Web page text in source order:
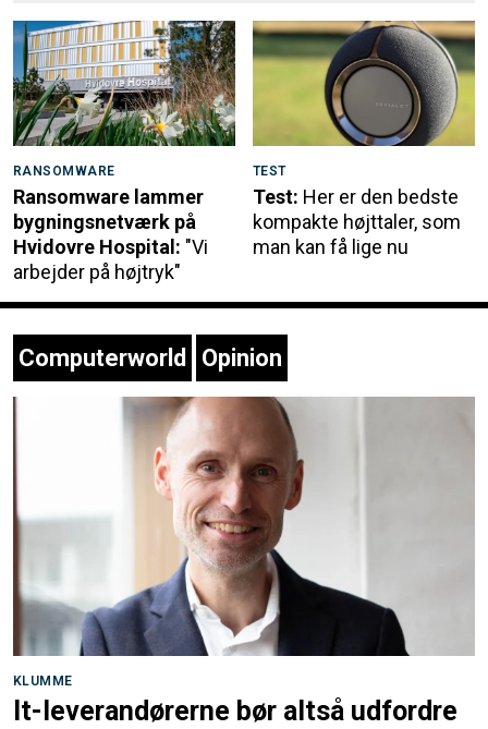
RANSOMWARE
Ransomware lammer
bygningsnetværk på
Hvidovre Hospital: "Vi
arbejder på højtryk"
TEST
Test: Her er den bedste
kompakte højttaler, som
man kan få lige nu
Computerworld Opinion
KLUMME
It-leverandørerne bør altså udfordre